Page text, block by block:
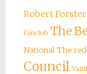
Robert Forster
Fanclub The
National The
Council